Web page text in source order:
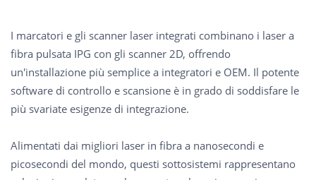
I marcatori e gli scanner laser integrati combinano i laser a
fibra pulsata IPG con gli scanner 2D, offrendo
un'installazione più semplice a integratori e OEM. Il potente
software di controllo e scansione è in grado di soddisfare le
più svariate esigenze di integrazione.
Alimentati dai migliori laser in fibra a nanosecondi e
picosecondi del mondo, questi sottosistemi rappresentano